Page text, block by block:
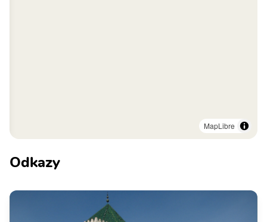
MapLibre
Odkazy